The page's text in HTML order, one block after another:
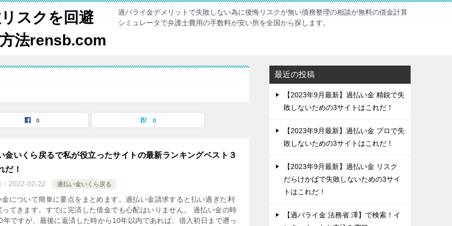
スクを回避
法rensb.com
過バライ金デメリットで失敗しない為に後悔リスクが無い債務整理の相談が無料の借金計算
シミュレータで弁護士費用の手数料が安い所を全国から探します。
0 0
金いくら戻るで私が役立ったサイトの最新ランキングベスト３
だ！
2022-02-22 過払い金いくら戻る
金について簡単に要点をまとめます。過払い金請求すると払い過ぎた利
ってきます。すでに完済した借金でも心配はいりません。 過払い金の時
年ですが、最後に返済した時から10年以内であれば、借入初日まで遡っ
最近の投稿
【2023年9月最新】過払い金 精鋭で失
敗しないための3サイトはこれだ！
【2023年9月最新】過払い金 プロで失
敗しないための3サイトはこれだ！
【2023年9月最新】過払い金 リスク
だらけかばで失敗しないための3サイ
トはこれだ！
【過バライ金 法務省 澤】で検索！イ